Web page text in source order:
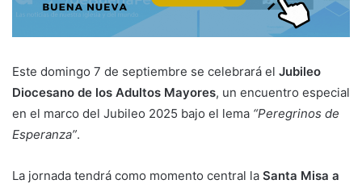
Este domingo 7 de septiembre se celebrará el Jubileo
Diocesano de los Adultos Mayores, un encuentro especial
en el marco del Jubileo 2025 bajo el lema “Peregrinos de
Esperanza”.
La jornada tendrá como momento central la Santa Misa a